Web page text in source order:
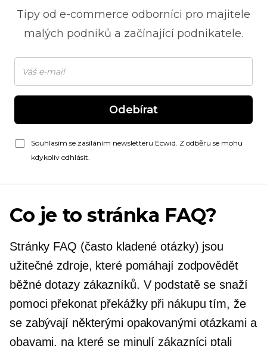
Tipy od e-commerce odborníci pro majitele
malých podniků a začínající podnikatele.
Odebírat
Souhlasím se zasíláním newsletteru Ecwid. Z odběru se mohu
kdykoliv odhlásit.
Co je to stránka FAQ?
Stránky FAQ (často kladené otázky) jsou
užitečné zdroje, které pomáhají zodpovědět
běžné dotazy zákazníků. V podstatě se snaží
pomoci překonat překážky při nákupu tím, že
se zabývají některými opakovanými otázkami a
obavami, na které se minulí zákazníci ptali